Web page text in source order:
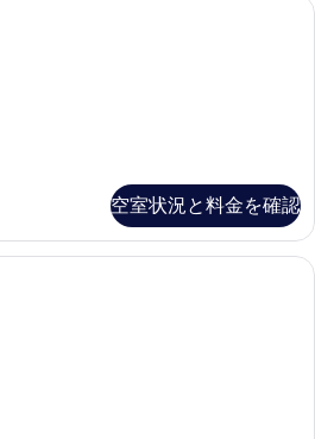
空室状況と料金を確認
高級寝具、羽毛の掛け布団、セーフ